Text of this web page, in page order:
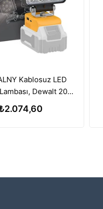
Kablosuz LED
Dewalt 20V
ile Uyumlu, 112W